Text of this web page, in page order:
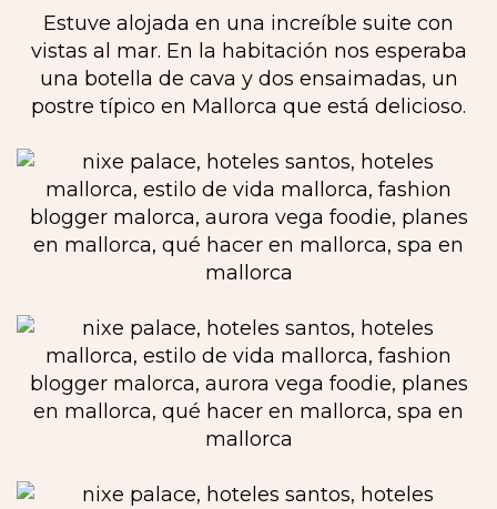
Estuve alojada en una increíble suite con
vistas al mar. En la habitación nos esperaba
una botella de cava y dos ensaimadas, un
postre típico en Mallorca que está delicioso.